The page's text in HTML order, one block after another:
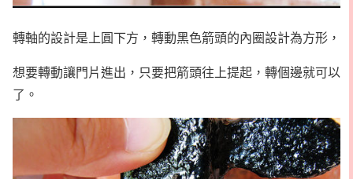
轉軸的設計是上圓下方，轉動黑色箭頭的內圈設計為方形，
想要轉動讓門片進出，只要把箭頭往上提起，轉個邊就可以
了。